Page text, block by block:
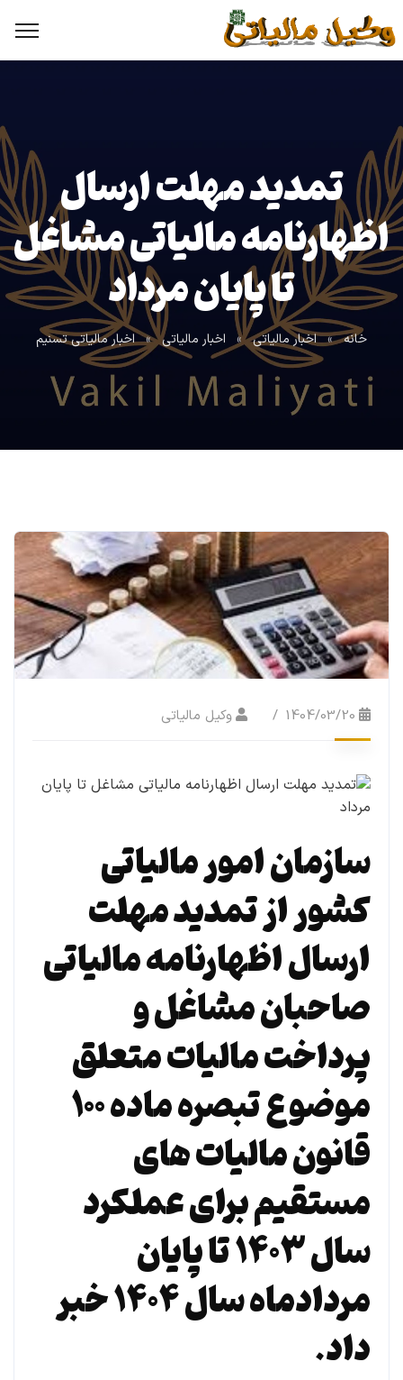
تمدید مهلت ارسال
اظهارنامه مالیاتی مشاغل
تا پایان مرداد
خانه » اخبار مالیاتی » اخبار مالیاتی » اخبار مالیاتی تسنیم
1404/03/20 وکیل مالیاتی
سازمان امور مالیاتی
کشور از تمدید مهلت
ارسال اظهارنامه مالیاتی
صاحبان مشاغل و
پرداخت مالیات متعلق
موضوع تبصره ماده ۱۰۰
قانون مالیات های
مستقیم برای عملکرد
سال ۱۴۰۳ تا پایان
مردادماه سال ۱۴۰۴ خبر
داد.